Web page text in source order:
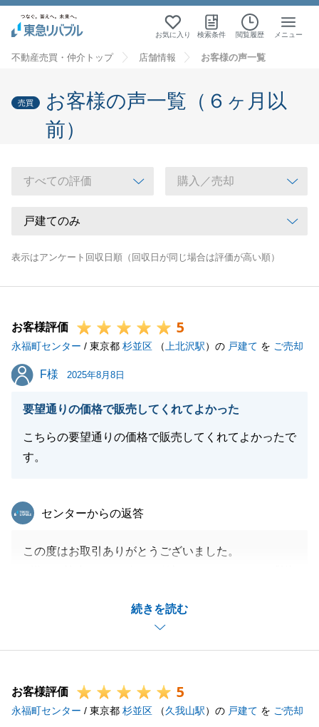
お気に入り 検索条件 閲覧履歴 メニュー
不動産売買・仲介トップ 店舗情報 お客様の声一覧
売買
お客様の声一覧（６ヶ月以
前）
表示はアンケート回収日順（回収日が同じ場合は評価が高い順）
お客様評価 5
永福町センター / 東京都 杉並区 （ 上北沢駅）の 戸建て を ご売却
F様
F様 2025年8月8日
要望通りの価格で販売してくれてよかった
こちらの要望通りの価格で販売してくれてよかったで
す。
続きを読む
東急リバブル
センターからの返答
この度はお取引ありがとうございました。
また、ご縁がございましたら、その節はよろしくお願
閉じる
お客様評価 5
永福町センター / 東京都 杉並区 （久我山駅）の 戸建て を ご売却